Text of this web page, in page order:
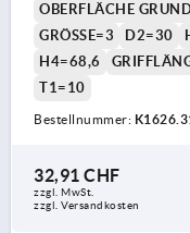
OBERFLÄCHE
GRÖSSE=3
D2=30
H4=68,6
T1=10
Bestellnummer:
32,91 CHF
zzgl. MwSt.
zzgl. Versandkosten